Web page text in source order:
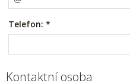
Telefon: *
Kontaktní osoba